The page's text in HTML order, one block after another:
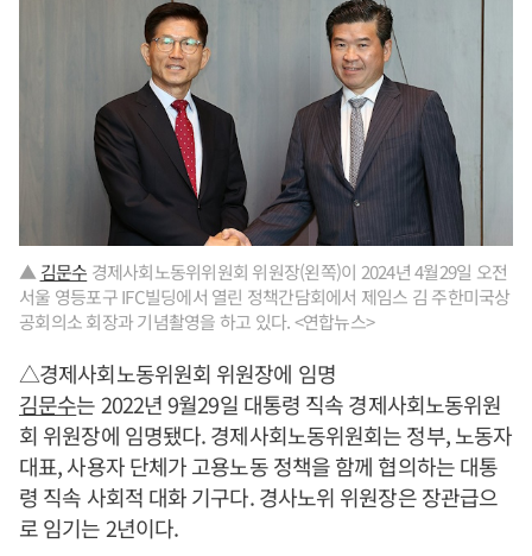
▲ 김문수 경제사회노동위위원회 위원장(왼쪽)이 2024년 4월29일 오전
서울 영등포구 IFC빌딩에서 열린 정책간담회에서 제임스 김 주한미국상
공회의소 회장과 기념촬영을 하고 있다. <연합뉴스>
△경제사회노동위원회 위원장에 임명
김문수는 2022년 9월29일 대통령 직속 경제사회노동위원
회 위원장에 임명됐다. 경제사회노동위원회는 정부, 노동자
대표, 사용자 단체가 고용노동 정책을 함께 협의하는 대통
령 직속 사회적 대화 기구다. 경사노위 위원장은 장관급으
로 임기는 2년이다.